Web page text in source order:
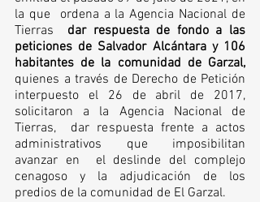
la que  ordena a la Agencia Nacional de
Tierras dar respuesta de fondo a las
peticiones de Salvador Alcántara y 106
habitantes de la comunidad de Garzal,
quienes a través de Derecho de Petición
interpuesto el 26 de abril de 2017,
solicitaron a la Agencia Nacional de
Tierras,  dar respuesta frente a actos
administrativos que imposibilitan
avanzar en  el deslinde del complejo
cenagoso y la adjudicación de los
predios de la comunidad de El Garzal.